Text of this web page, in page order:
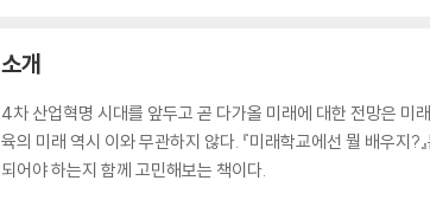
소개
4차 산업혁명 시대를 앞두고 곧 다가올 미래에 대한 전망은 미
육의 미래 역시 이와 무관하지 않다. 『미래학교에선 뭘 배우지
되어야 하는지 함께 고민해보는 책이다.